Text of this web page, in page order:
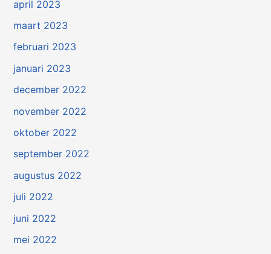
april 2023
maart 2023
februari 2023
januari 2023
december 2022
november 2022
oktober 2022
september 2022
augustus 2022
juli 2022
juni 2022
mei 2022